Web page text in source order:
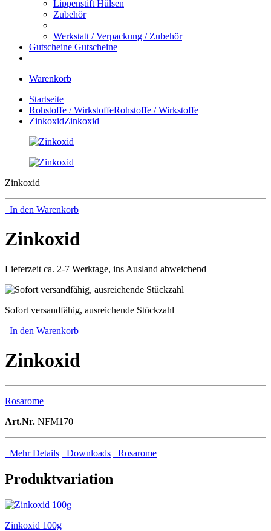
Lippenstift Hülsen
Zubehör
Werkstatt / Verpackung / Zubehör
Gutscheine Gutscheine
Warenkorb
Startseite
Rohstoffe / WirkstoffeRohstoffe / Wirkstoffe
ZinkoxidZinkoxid
Zinkoxid
In den Warenkorb
Zinkoxid
Lieferzeit ca. 2-7 Werktage, ins Ausland abweichend
Sofort versandfähig, ausreichende Stückzahl
In den Warenkorb
Zinkoxid
Rosarome
Art.Nr. NFM170
Mehr Details Downloads Rosarome
Produktvariation
Zinkoxid 100g